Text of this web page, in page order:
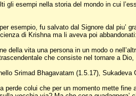
gli esempi nella storia del mondo in cui
esempio, fu salvato dal Signore dal piu’
di Krishna ma li aveva poi
della vita una persona in un modo o
che consiste nel tornare a
Srimad Bhagavatam (1.5.17), Sukadeva
perde colui che per un momento mette